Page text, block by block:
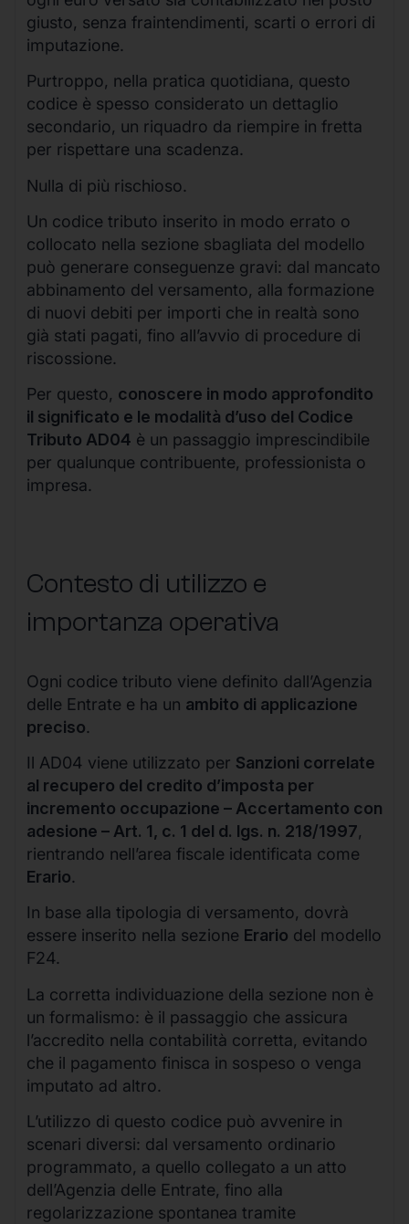
giusto, senza fraintendimenti, scarti o errori di
imputazione.
Purtroppo, nella pratica quotidiana, questo
codice è spesso considerato un dettaglio
secondario, un riquadro da riempire in fretta
per rispettare una scadenza.
Nulla di più rischioso.
Un codice tributo inserito in modo errato o
collocato nella sezione sbagliata del modello
può generare conseguenze gravi: dal mancato
abbinamento del versamento, alla formazione
di nuovi debiti per importi che in realtà sono
già stati pagati, fino all’avvio di procedure di
riscossione.
Per questo, conoscere in modo approfondito
il significato e le modalità d’uso del Codice
Tributo AD04 è un passaggio imprescindibile
per qualunque contribuente, professionista o
impresa.
Contesto di utilizzo e
importanza operativa
Ogni codice tributo viene definito dall’Agenzia
delle Entrate e ha un ambito di applicazione
preciso.
Il AD04 viene utilizzato per Sanzioni correlate
al recupero del credito d’imposta per
incremento occupazione – Accertamento con
adesione – Art. 1, c. 1 del d. lgs. n. 218/1997,
rientrando nell’area fiscale identificata come
Erario.
In base alla tipologia di versamento, dovrà
essere inserito nella sezione Erario del modello
F24.
La corretta individuazione della sezione non è
un formalismo: è il passaggio che assicura
l’accredito nella contabilità corretta, evitando
che il pagamento finisca in sospeso o venga
imputato ad altro.
L’utilizzo di questo codice può avvenire in
scenari diversi: dal versamento ordinario
programmato, a quello collegato a un atto
dell’Agenzia delle Entrate, fino alla
regolarizzazione spontanea tramite